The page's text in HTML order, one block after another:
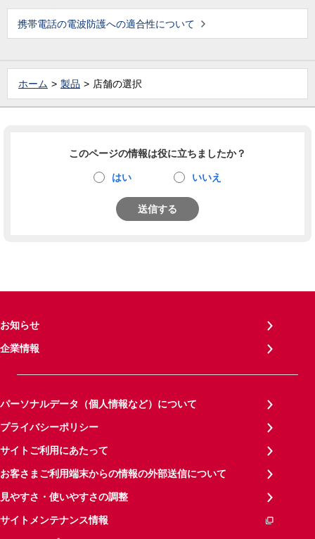
携帯電話の電波防護への適合性について
ホーム 製品 店舗の選択
このページの情報は役に立ちましたか？
はい いいえ
送信する
お知らせ
企業情報
パーソナルデータ（個人情報など）について
プライバシーポリシー
サイトご利用にあたって
お客さまご利用端末からの情報の外部送信について
見やすさ・使いやすさの調整
サイトメンテナンス情報